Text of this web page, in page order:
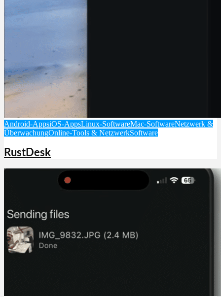
Android-AppsiOS-AppsLinux-SoftwareMac-SoftwareNetzwerk &
ÜberwachungOnline-Tools & NetzwerkSoftware
RustDesk